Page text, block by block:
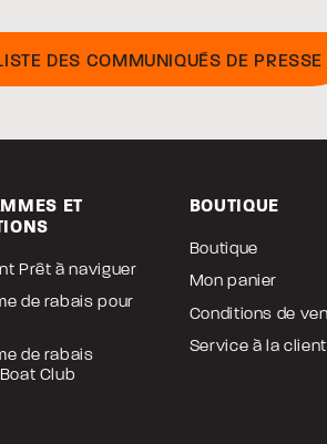
DES COMMUNIQUÉS DE PRESSE
ET
Prêt à naviguer
de rabais pour
de rabais
Club
BOUTIQUE
Boutique
Mon panier
Conditions de
Service à la